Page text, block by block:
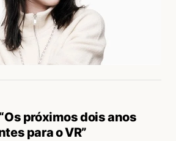
próximos dois anos
para o VR”